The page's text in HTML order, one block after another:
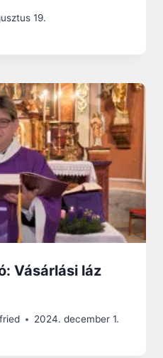
19.
Vásárlási láz
2024. december 1.